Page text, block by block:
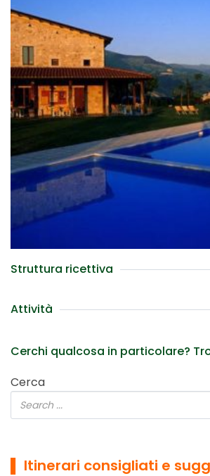
Struttura ricettiva
Attività
Cerchi qualcosa in particolare?
Cerca
▌ Itinerari consigliati e